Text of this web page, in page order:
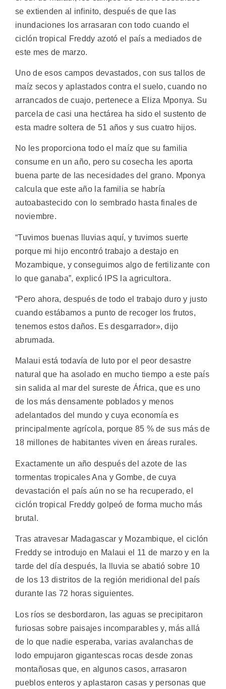
se extienden al infinito, después de que las
inundaciones los arrasaran con todo cuando el
ciclón tropical Freddy azotó el país a mediados de
este mes de marzo.
Uno de esos campos devastados, con sus tallos de
maíz secos y aplastados contra el suelo, cuando no
arrancados de cuajo, pertenece a Eliza Mponya. Su
parcela de casi una hectárea ha sido el sustento de
esta madre soltera de 51 años y sus cuatro hijos.
No les proporciona todo el maíz que su familia
consume en un año, pero su cosecha les aporta
buena parte de las necesidades del grano. Mponya
calcula que este año la familia se habría
autoabastecido con lo sembrado hasta finales de
noviembre.
“Tuvimos buenas lluvias aquí, y tuvimos suerte
porque mi hijo encontró trabajo a destajo en
Mozambique, y conseguimos algo de fertilizante con
lo que ganaba”, explicó IPS la agricultora.
“Pero ahora, después de todo el trabajo duro y justo
cuando estábamos a punto de recoger los frutos,
tenemos estos daños. Es desgarrador», dijo
abrumada.
Malaui está todavía de luto por el peor desastre
natural que ha asolado en mucho tiempo a este país
sin salida al mar del sureste de África, que es uno
de los más densamente poblados y menos
adelantados del mundo y cuya economía es
principalmente agrícola, porque 85 % de sus más de
18 millones de habitantes viven en áreas rurales.
Exactamente un año después del azote de las
tormentas tropicales Ana y Gombe, de cuya
devastación el país aún no se ha recuperado, el
ciclón tropical Freddy golpeó de forma mucho más
brutal.
Tras atravesar Madagascar y Mozambique, el ciclón
Freddy se introdujo en Malaui el 11 de marzo y en la
tarde del día después, la lluvia se abatió sobre 10
de los 13 distritos de la región meridional del país
durante las 72 horas siguientes.
Los ríos se desbordaron, las aguas se precipitaron
furiosas sobre paisajes incomparables y, más allá
de lo que nadie esperaba, varias avalanchas de
lodo empujaron gigantescas rocas desde zonas
montañosas que, en algunos casos, arrasaron
pueblos enteros y aplastaron casas y personas que